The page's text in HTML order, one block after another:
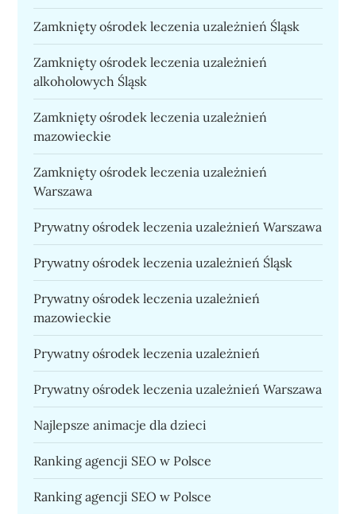
Zamknięty ośrodek leczenia uzależnień Śląsk
Zamknięty ośrodek leczenia uzależnień
alkoholowych Śląsk
Zamknięty ośrodek leczenia uzależnień
mazowieckie
Zamknięty ośrodek leczenia uzależnień
Warszawa
Prywatny ośrodek leczenia uzależnień Warszawa
Prywatny ośrodek leczenia uzależnień Śląsk
Prywatny ośrodek leczenia uzależnień
mazowieckie
Prywatny ośrodek leczenia uzależnień
Prywatny ośrodek leczenia uzależnień Warszawa
Najlepsze animacje dla dzieci
Ranking agencji SEO w Polsce
Ranking agencji SEO w Polsce